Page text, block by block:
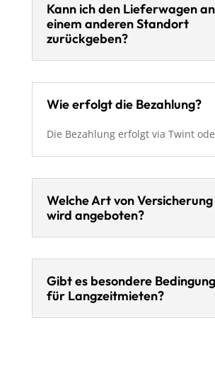
Kann ich den Lieferwagen an
einem anderen Standort
zurückgeben?
Wie erfolgt die Bezahlung?
Die Bezahlung erfolgt via Twint
Welche Art von Versicherung
wird angeboten?
Gibt es besondere
für Langzeitmieten?